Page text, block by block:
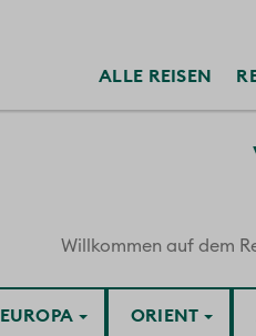
ALLE REISEN
Willkommen auf dem
EUROPA ORIENT